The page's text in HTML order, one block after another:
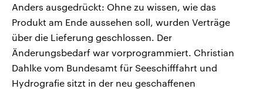
Anders ausgedrückt: Ohne zu wissen, wie das
Produkt am Ende aussehen soll, wurden Verträge
über die Lieferung geschlossen. Der
Änderungsbedarf war vorprogrammiert. Christian
Dahlke vom Bundesamt für Seeschifffahrt und
Hydrografie sitzt in der neu geschaffenen